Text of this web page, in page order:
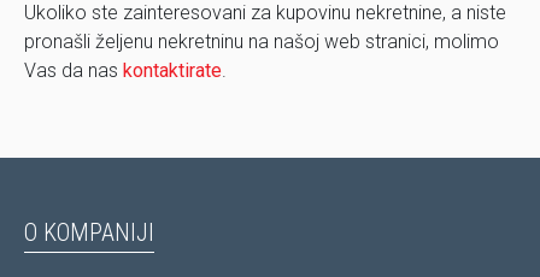
Ukoliko ste zainteresovani za kupovinu nekretnine, a niste
pronašli željenu nekretninu na našoj web stranici, molimo
Vas da nas kontaktirate.
O KOMPANIJI